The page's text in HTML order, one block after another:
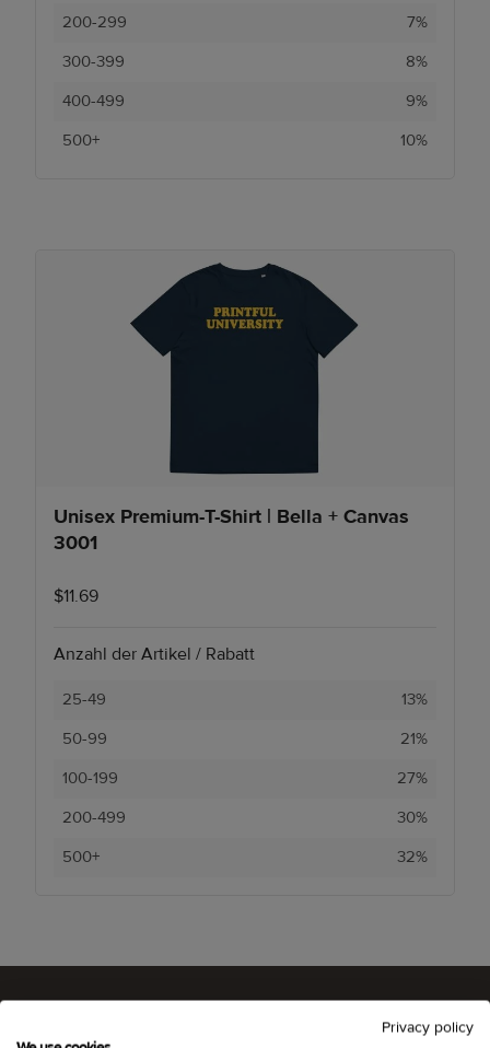
200-299
7%
300-399
8%
400-499
9%
500+
10%
Unisex Premium-T-Shirt | Bella + Canvas
3001
$11.69
Anzahl der Artikel / Rabatt
25-49
13%
50-99
21%
100-199
27%
200-499
30%
500+
32%
Privacy policy